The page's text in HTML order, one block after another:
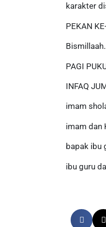
karakter
PEKAN
PAGI
INFAQ
imam
imam dan
bapak ibu
ibu guru